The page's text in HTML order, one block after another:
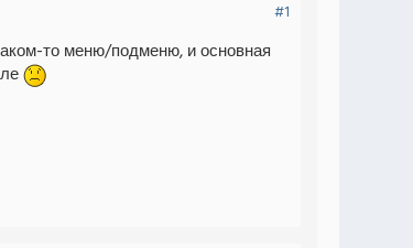
#1
то меню/подменю, и основная